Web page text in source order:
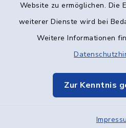
Website zu ermöglichen. Die
weiterer Dienste wird bei
Weitere Informationen
Zur Kenntnis
Elektronische